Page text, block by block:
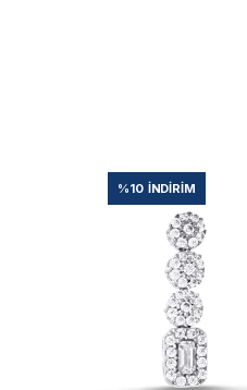
%10 İNDIRIM